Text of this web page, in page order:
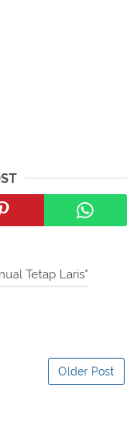
Tetap Laris"
Older Post